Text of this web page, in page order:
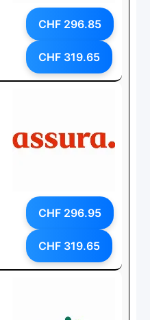
CHF 296.85
CHF 319.65
CHF 296.95
CHF 319.65